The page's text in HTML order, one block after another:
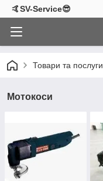
🤙SV-Service😎
Товари та послуги
Мотокоси